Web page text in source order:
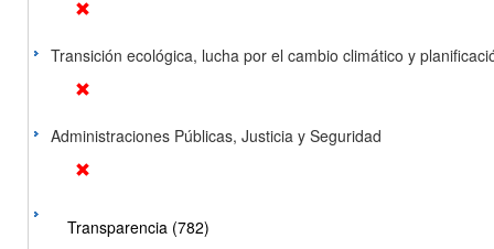
Transición ecológica, lucha por el cambio climático y
Administraciones Públicas, Justicia y Seguridad
Transparencia (782)